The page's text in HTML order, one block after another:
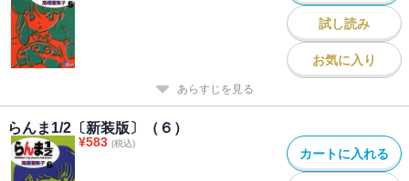
試し読み
お気に入り
あらすじを見る
らんま1/2〔新装版〕（６）
¥583 (税込)
カートに入れる